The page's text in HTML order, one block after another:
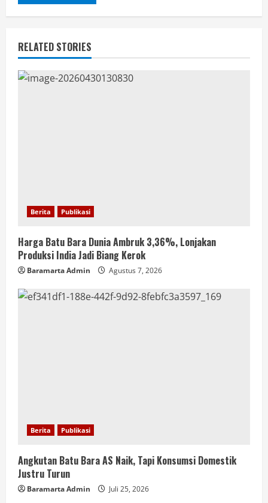
RELATED STORIES
Berita Publikasi
Harga Batu Bara Dunia Ambruk 3,36%, Lonjakan
Produksi India Jadi Biang Kerok
Baramarta Admin Agustus 7, 2026
Berita Publikasi
Angkutan Batu Bara AS Naik, Tapi Konsumsi Domestik
Justru Turun
Baramarta Admin Juli 25, 2026